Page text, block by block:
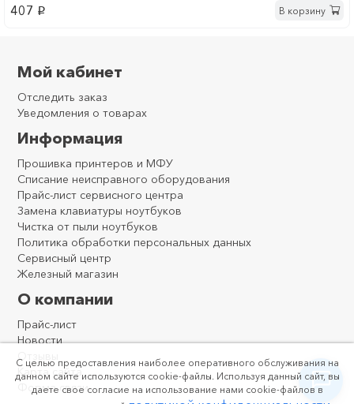
407 p В корзину
Мой кабинет
Отследить заказ
Уведомления о товарах
Информация
Прошивка принтеров и МФУ
Списание неисправного оборудования
Прайс-лист сервисного центра
Замена клавиатуры ноутбуков
Чистка от пыли ноутбуков
Политика обработки персональных данных
Сервисный центр
Железный магазин
О компании
Прайс-лист
Новости
Отзывы
Карта сайта
Форма связи
С целью предоставления наиболее оперативного обслуживания на
данном сайте используются cookie-файлы. Используя данный сайт, вы
даете свое согласие на использование нами cookie-файлов в